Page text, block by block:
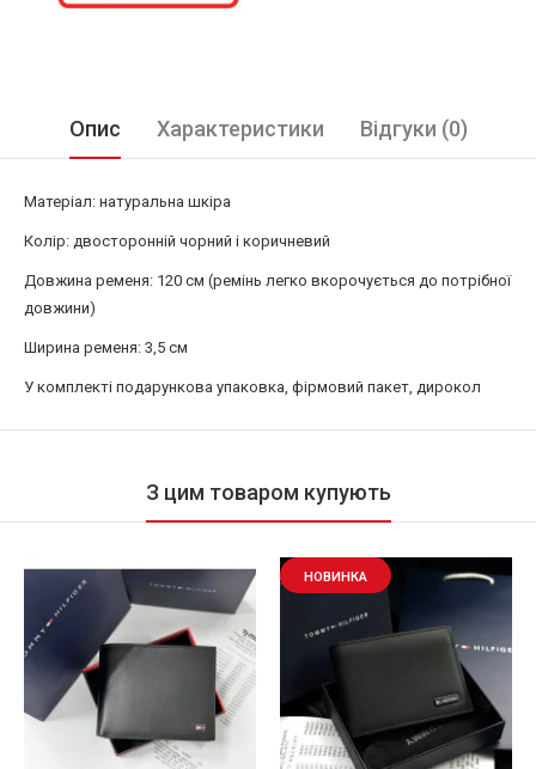
Опис Характеристики Відгуки (0)
Матеріал: натуральна шкіра
Колір: двосторонній чорний і коричневий
Довжина ременя: 120 см (ремінь легко вкорочується до потрібної
довжини)
Ширина ременя: 3,5 см
У комплекті подарункова упаковка, фірмовий пакет, дирокол
З цим товаром купують
НОВИНКА